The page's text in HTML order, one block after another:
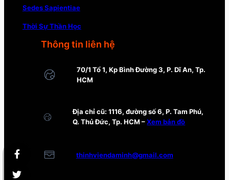
Sedes Sapientiae
Thời Sự Thần Học
Thông tin liên hệ
70/1 Tổ 1, Kp Bình Đường 3, P. Dĩ An, Tp.
HCM
Địa chỉ cũ: 1116, đường số 6, P. Tam Phú,
Q. Thủ Đức, Tp. HCM –Xem bản đồ
thinhviendaminh@gmail.com